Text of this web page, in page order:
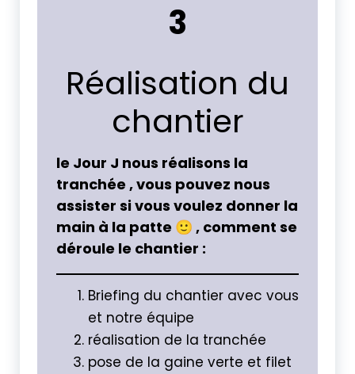
3
Réalisation du
chantier
le Jour J nous réalisons la
tranchée , vous pouvez nous
assister si vous voulez donner la
main à la patte 🙂 , comment se
déroule le chantier :
Briefing du chantier avec vous
et notre équipe
réalisation de la tranchée
pose de la gaine verte et filet